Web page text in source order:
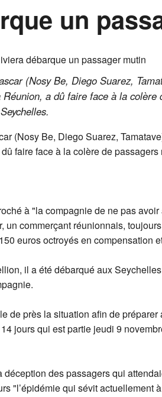
un
(Nosy Be, Diego Suarez,
a dû faire face à la colère
(Nosy Be, Diego Suarez,
faire face à la colère de
à "la compagnie de ne pas
commerçant réunionnais,
euros octroyés en compensation
il a été débarqué aux
près la situation afin de
jours qui est partie jeudi 9
des passagers qui
"l’épidémie qui sévit actuellement